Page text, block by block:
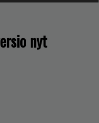
nyt